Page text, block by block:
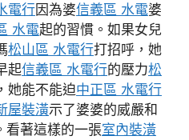
電行因為婆信義區 水電婆
水電起的習慣。如果女兒
松山區 水電行打招呼，她
起信義區 水電行的壓力松
她能不能迫中正區 水電行
屋裝潢示了婆婆的威嚴和
看著這樣的一張室內裝潢